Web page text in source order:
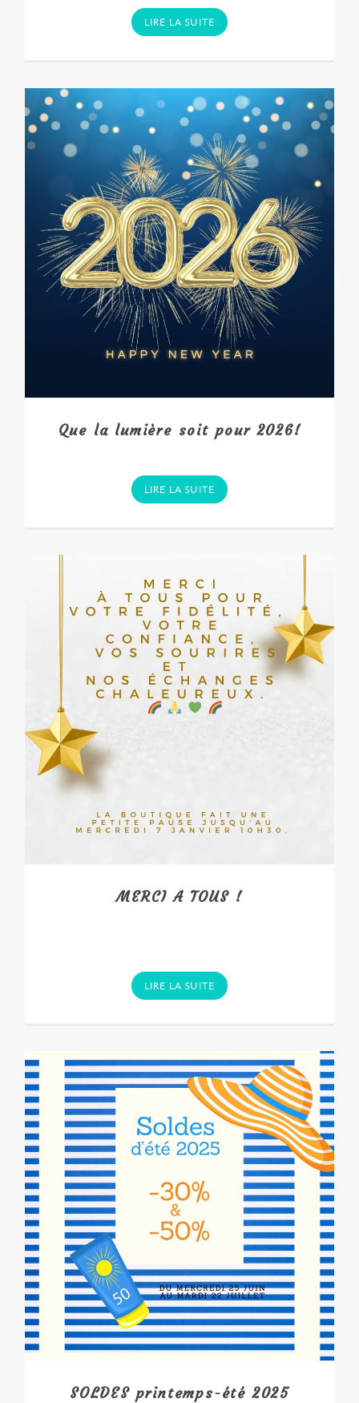
LIRE LA SUITE
Que la lumière soit pour 2026!
LIRE LA SUITE
MERCI A TOUS !
LIRE LA SUITE
SOLDES printemps-été 2025